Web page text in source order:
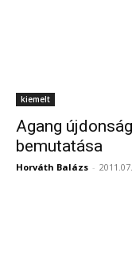
kiemelt
Agang
bemutatása
Horváth Balázs -